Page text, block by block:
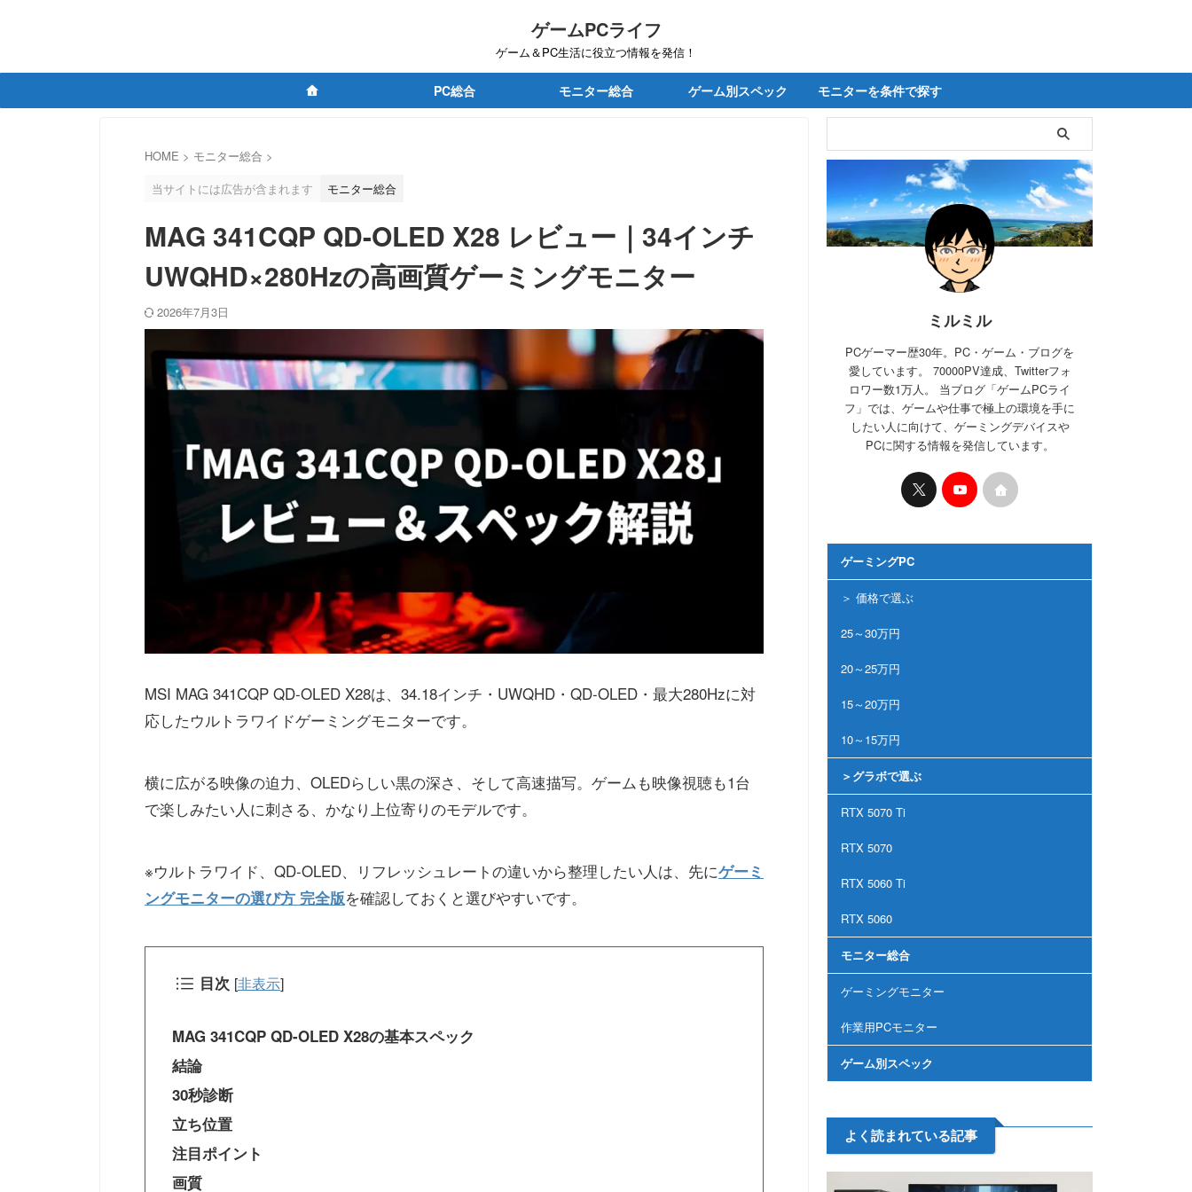
ゲームPCライフ
ゲーム＆PC生活に役立つ情報を発信！
PC総合 モニター総合 ゲーム別スペック モニターを条件で探す
HOME > モニター総合 >
当サイトには広告が含まれます
モニター総合
MAG 341CQP QD-OLED X28 レビュー｜34インチ
UWQHD×280Hzの高画質ゲーミングモニター
2026年7月3日
MSI MAG 341CQP QD-OLED X28は、34.18インチ・UWQHD・QD-OLED・最大280Hzに対
応したウルトラワイドゲーミングモニターです。
横に広がる映像の迫力、OLEDらしい黒の深さ、そして高速描写。ゲームも映像視聴も1台
で楽しみたい人に刺さる、かなり上位寄りのモデルです。
※ウルトラワイド、QD-OLED、リフレッシュレートの違いから整理したい人は、先にゲーミ
ングモニターの選び方 完全版を確認しておくと選びやすいです。
目次 [非表示]
MAG 341CQP QD-OLED X28の基本スペック
結論
30秒診断
立ち位置
注目ポイント
画質
ミルミル
PCゲーマー歴30年。PC・ゲーム・ブログを
愛しています。 70000PV達成、Twitterフォ
ロワー数1万人。 当ブログ「ゲームPCライ
フ」では、ゲームや仕事で極上の環境を手に
したい人に向けて、ゲーミングデバイスや
PCに関する情報を発信しています。
ゲーミングPC
＞ 価格で選ぶ
25～30万円
20～25万円
15～20万円
10～15万円
＞グラボで選ぶ
RTX 5070 Ti
RTX 5070
RTX 5060 Ti
RTX 5060
モニター総合
ゲーミングモニター
作業用PCモニター
ゲーム別スペック
よく読まれている記事